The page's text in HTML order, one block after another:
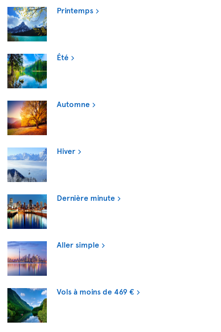
Printemps
Été
Automne
Hiver
Dernière minute
Aller simple
Vols à moins de 469 €